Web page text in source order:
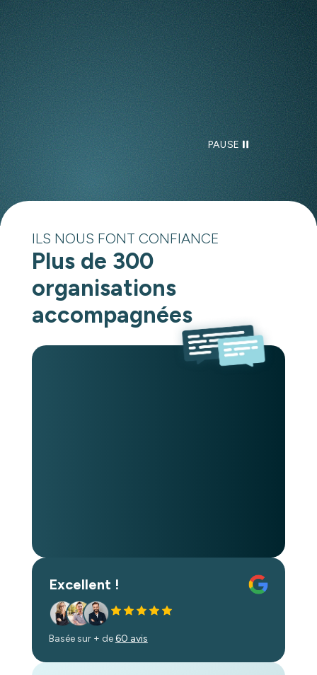
PAUSE
ILS NOUS FONT CONFIANCE
Plus de 300
organisations
accompagnées
Excellent !
Basée sur + de60 avis